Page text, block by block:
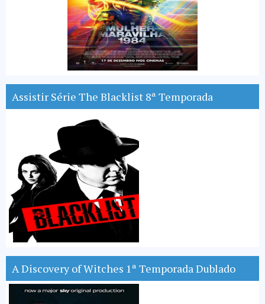
Assistir Série The Blacklist 8ª Temporada
A Discovery of Witches 1ª Temporada Dublado